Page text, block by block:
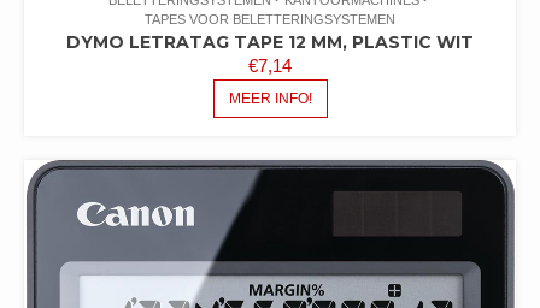
TAPES VOOR BELETTERINGSYSTEMEN
DYMO LETRATAG TAPE 12 MM, PLASTIC WIT
€7,14
MEER INFO!